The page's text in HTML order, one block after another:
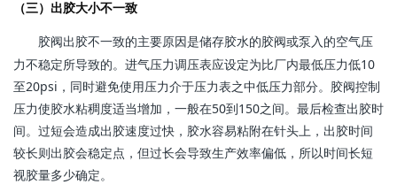
（三）出胶大小不一致
胶阀出胶不一致的主要原因是储存胶水的胶阀或泵入的空气压
力不稳定所导致的。进气压力调压表应设定为比厂内最低压力低10
至20psi，同时避免使用压力介于压力表之中低压力部分。胶阀控制
压力使胶水粘稠度适当增加，一般在50到150之间。最后检查出胶时
间。过短会造成出胶速度过快，胶水容易粘附在针头上，出胶时间
较长则出胶会稳定点，但过长会导致生产效率偏低，所以时间长短
视胶量多少确定。